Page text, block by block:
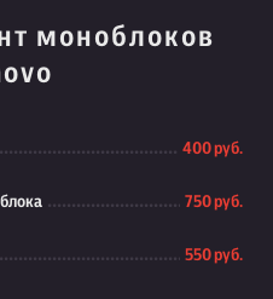
моноблоков
400 руб.
750 руб.
550 руб.